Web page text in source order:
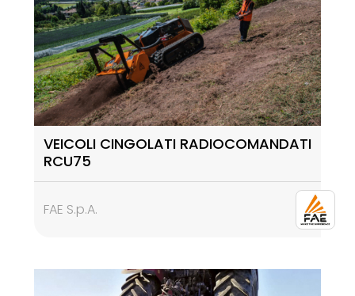
VEICOLI CINGOLATI RADIOCOMANDATI
RCU75
FAE S.p.A.